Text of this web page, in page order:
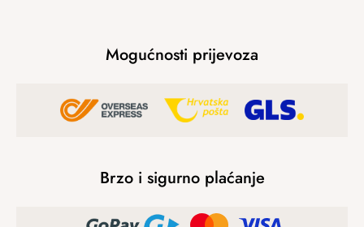
Mogućnosti prijevoza
Brzo i sigurno plaćanje